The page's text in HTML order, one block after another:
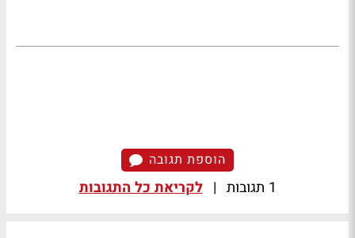
הוספת תגובה
1 תגובות | לקריאת כל התגובות